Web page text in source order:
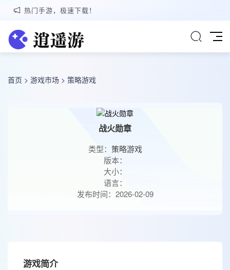
热门手游，极速下载！
首页 > 游戏市场 > 策略游戏
战火勋章
类型： 策略游戏
版本：
大小：
语言：
发布时间：2026-02-09
游戏简介